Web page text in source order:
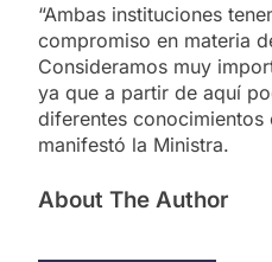
“Ambas instituciones
compromiso en materia
Consideramos muy
ya que a partir de aquí
diferentes conocimientos
manifestó la Ministra.
About The Author